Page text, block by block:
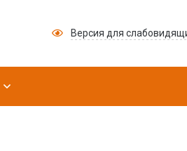
научно-
Версия для